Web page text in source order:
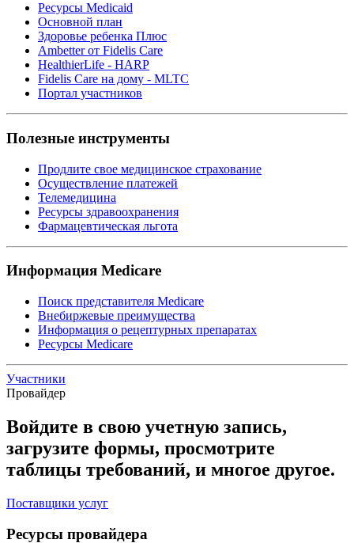
Ресурсы Medicaid
Основной план
Здоровье ребенка Плюс
Ambetter от Fidelis Care
HealthierLife - HARP
Fidelis Care на дому - MLTC
Портал участников
Полезные инструменты
Продлите свое медицинское страхование
Осуществление платежей
Телемедицина
Ресурсы здравоохранения
Фармацевтическая льгота
Информация Medicare
Поиск представителя Medicare
Внебиржевые преимущества
Информация о рецептурных препаратах
Ресурсы Medicare
Участники
Провайдер
Войдите в свою учетную запись,
загрузите формы, просмотрите
таблицы требований, и многое другое.
Поставщики услуг
Ресурсы провайдера